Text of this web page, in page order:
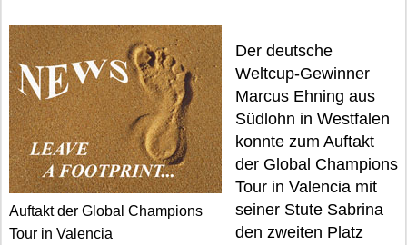
Auftakt der Global Champions
Tour in Valencia
Der deutsche
Weltcup-Gewinner
Marcus Ehning aus
Südlohn in Westfalen
konnte zum Auftakt
der Global Champions
Tour in Valencia mit
seiner Stute Sabrina
den zweiten Platz